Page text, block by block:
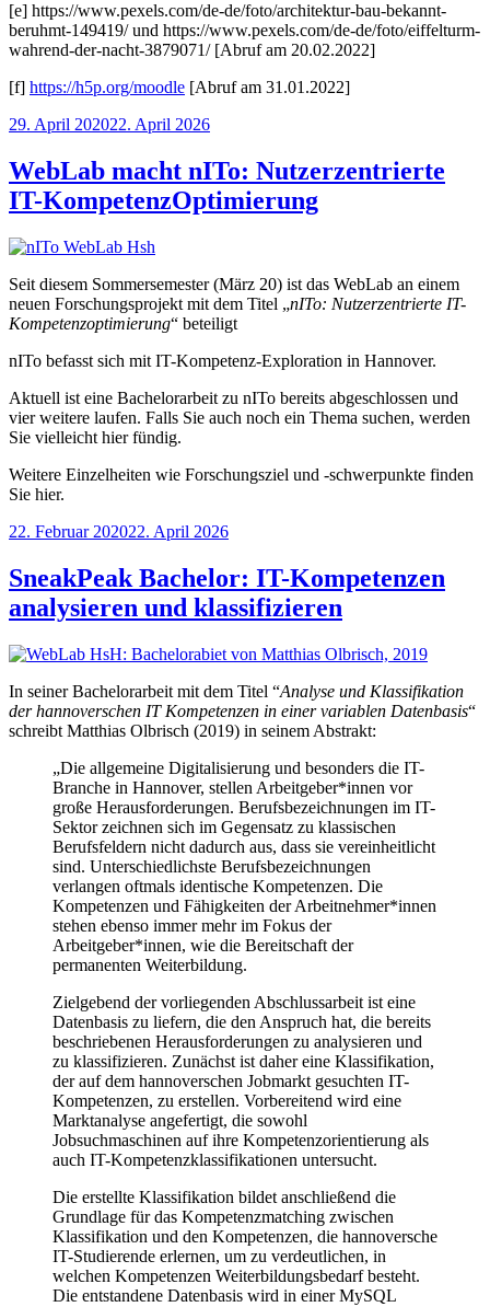
[e] https://www.pexels.com/de-de/foto/architektur-bau-bekannt-
beruhmt-149419/ und https://www.pexels.com/de-de/foto/eiffelturm-
wahrend-der-nacht-3879071/ [Abruf am 20.02.2022]
[f] https://h5p.org/moodle [Abruf am 31.01.2022]
Veröffentlicht
29. April 202022. April 2026
WebLab macht nITo: Nutzerzentrierte
IT-KompetenzOptimierung
Seit diesem Sommersemester (März 20) ist das WebLab an einem
neuen Forschungsprojekt mit dem Titel „nITo: Nutzerzentrierte IT-
Kompetenzoptimierung“ beteiligt
nITo befasst sich mit IT-Kompetenz-Exploration in Hannover.
Aktuell ist eine Bachelorarbeit zu nITo bereits abgeschlossen und
vier weitere laufen. Falls Sie auch noch ein Thema suchen, werden
Sie vielleicht hier fündig.
Weitere Einzelheiten wie Forschungsziel und -schwerpunkte finden
Sie hier.
Veröffentlicht
22. Februar 202022. April 2026
SneakPeak Bachelor: IT-Kompetenzen
analysieren und klassifizieren
In seiner Bachelorarbeit mit dem Titel “Analyse und Klassifikation
der hannoverschen IT Kompetenzen in einer variablen Datenbasis“
schreibt Matthias Olbrisch (2019) in seinem Abstrakt:
„Die allgemeine Digitalisierung und besonders die IT-
Branche in Hannover, stellen Arbeitgeber*innen vor
große Herausforderungen. Berufsbezeichnungen im IT-
Sektor zeichnen sich im Gegensatz zu klassischen
Berufsfeldern nicht dadurch aus, dass sie vereinheitlicht
sind. Unterschiedlichste Berufsbezeichnungen
verlangen oftmals identische Kompetenzen. Die
Kompetenzen und Fähigkeiten der Arbeitnehmer*innen
stehen ebenso immer mehr im Fokus der
Arbeitgeber*innen, wie die Bereitschaft der
permanenten Weiterbildung.
Zielgebend der vorliegenden Abschlussarbeit ist eine
Datenbasis zu liefern, die den Anspruch hat, die bereits
beschriebenen Herausforderungen zu analysieren und
zu klassifizieren. Zunächst ist daher eine Klassifikation,
der auf dem hannoverschen Jobmarkt gesuchten IT-
Kompetenzen, zu erstellen. Vorbereitend wird eine
Marktanalyse angefertigt, die sowohl
Jobsuchmaschinen auf ihre Kompetenzorientierung als
auch IT-Kompetenzklassifikationen untersucht.
Die erstellte Klassifikation bildet anschließend die
Grundlage für das Kompetenzmatching zwischen
Klassifikation und den Kompetenzen, die hannoversche
IT-Studierende erlernen, um zu verdeutlichen, in
welchen Kompetenzen Weiterbildungsbedarf besteht.
Die entstandene Datenbasis wird in einer MySQL